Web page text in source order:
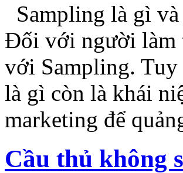
Sampling là gì
Đối với người làm
với Sampling.
là gì còn là khái
marketing để
Cầu thủ không